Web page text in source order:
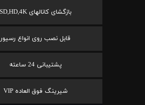
بازگشای کانالهای SD,HD,4K
قابل نصب روی انواع رسیور
پشتیبانی 24 ساعته
شیرینگ فوق العاده VIP